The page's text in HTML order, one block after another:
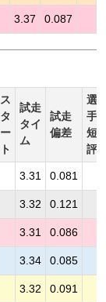
3.37 0.087
ス
タ
ー
ト
試走
タイ
ム
試走
偏差
選
手
短
評
3.31 0.081
3.32 0.121
3.31 0.086
3.34 0.085
3.32 0.091